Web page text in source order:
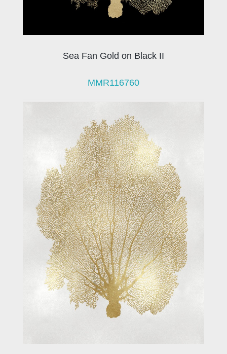
Sea Fan Gold on Black II
MMR116760